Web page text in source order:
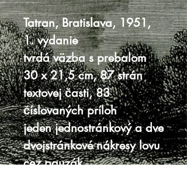
Tatran, Bratislava, 1951,
1. vydanie
tvrdá väzba s prebalom
30 x 21,5 cm, 87 strán
textovej časti, 83
číslovaných príloh
jeden jednostránkový a dve
dvojstránkové nákresy lovu
cez pauzák